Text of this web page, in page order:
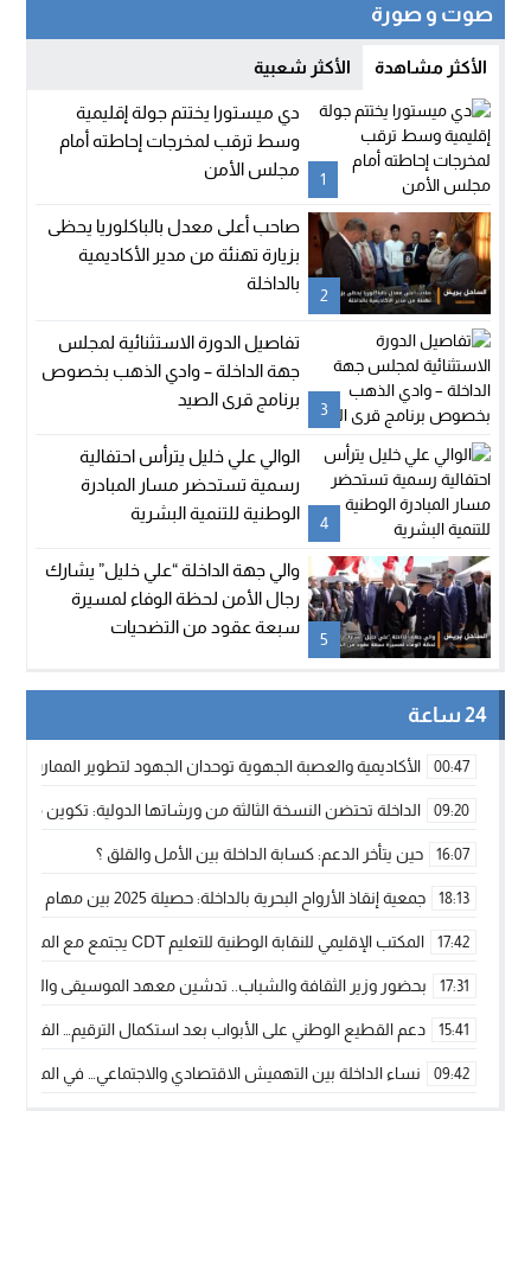
صوت و صورة
الأكثر مشاهدة الأكثر شعبية
1
دي ميستورا يختتم جولة إقليمية
وسط ترقب لمخرجات إحاطته أمام
مجلس الأمن
2
صاحب أعلى معدل بالباكلوريا يحظى
بزيارة تهنئة من مدير الأكاديمية
بالداخلة
3
تفاصيل الدورة الاستثنائية لمجلس
جهة الداخلة – وادي الذهب بخصوص
برنامج قرى الصيد
4
الوالي علي خليل يترأس احتفالية
رسمية تستحضر مسار المبادرة
الوطنية للتنمية البشرية
5
والي جهة الداخلة “علي خليل” يشارك
رجال الأمن لحظة الوفاء لمسيرة
سبعة عقود من التضحيات
24 ساعة
00:47 الأكاديمية والعصبة الجهوية توحدان الجهود لتطوير الممارسة
09:20 الداخلة تحتضن النسخة الثالثة من ورشاتها الدولية: تكوين
16:07 حين يتأخر الدعم: كسابة الداخلة بين الأمل والقلق ؟
18:13 جمعية إنقاذ الأرواح البحرية بالداخلة: حصيلة 2025 بين مهام الإنقاذ ومشروع “دار البحار”
17:42 المكتب الإقليمي للنقابة الوطنية للتعليم CDT يجتمع مع المدير الإقليمي لمناقشة ملفات جوهرية لنساء ورجال التعليم
17:31 بحضور وزير الثقافة والشباب.. تدشين معهد الموسيقى والفنون
15:41 دعم القطيع الوطني على الأبواب بعد استكمال الترقيم…
09:42 نساء الداخلة بين التهميش الاقتصادي والاجتماعي… في المؤسسات